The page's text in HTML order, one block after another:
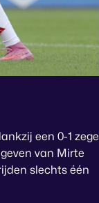
een 0-1 zege
van Mirte
slechts één